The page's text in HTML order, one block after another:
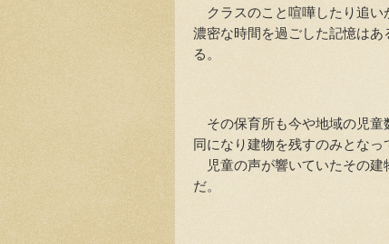
クラスのこと喧嘩したり追い
濃密な時間を過ごした記憶は
る。
その保育所も今や地域の児童
同になり建物を残すのみとなっ
児童の声が響いていたその建
だ。